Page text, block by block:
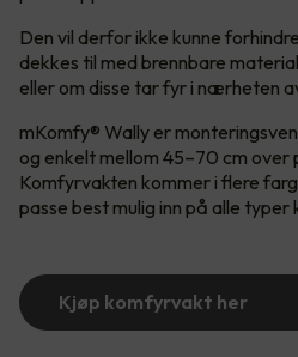
Den vil derfor ikke kunne
dekkes til med brennbare
eller om disse tar fyr i nærheten
mKomfy® Wally er
og enkelt mellom 45–70 cm over
Komfyrvakten kommer i flere
passe best mulig inn på alle typer
Kjøp komfyrvakt her